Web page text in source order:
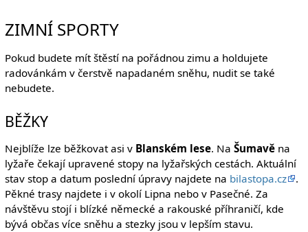
ZIMNÍ SPORTY
Pokud budete mít štěstí na pořádnou zimu a holdujete
radovánkám v čerstvě napadaném sněhu, nudit se také
nebudete.
BĚŽKY
Nejblíže lze běžkovat asi v Blanském lese. Na Šumavěna
lyžaře čekají upravené stopy na lyžařských cestách. Aktuální
stav stop a datum poslední úpravy najdete na bilastopa.cz
.
Pěkné trasy najdete i v okolí Lipna nebo v Pasečné. Za
návštěvu stojí i blízké německé a rakouské příhraničí, kde
bývá občas více sněhu a stezky jsou v lepším stavu.